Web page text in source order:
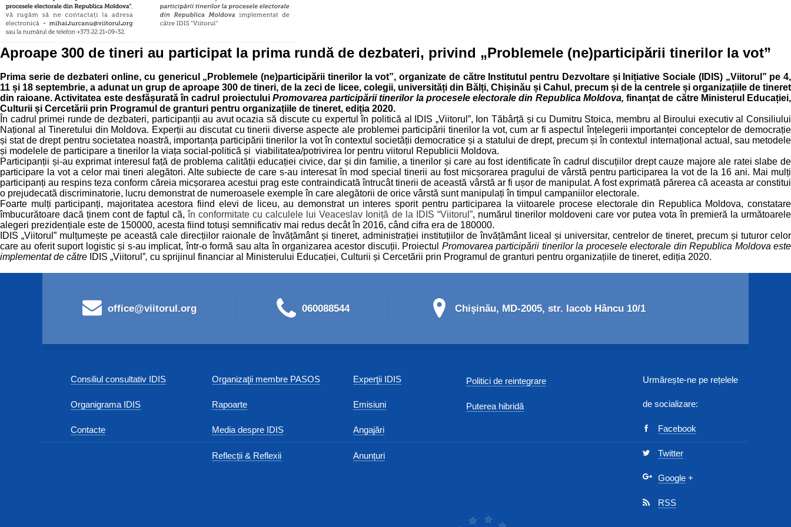
Aproape 300 de tineri au participat la prima rundă de dezbateri, privind „Problemele (ne)participării tinerilor la vot”
Prima serie de dezbateri online, cu genericul „Problemele (ne)participării tinerilor la vot”, organizate de către Institutul pentru Dezvoltare și Inițiative Sociale (IDIS) „Viitorul” pe 4,
11 și 18 septembrie, a adunat un grup de aproape 300 de tineri, de la zeci de licee, colegii, universități din Bălți, Chișinău și Cahul, precum și de la centrele și organizațiile de tineret
din raioane. Activitatea este desfășurată în cadrul proiectului Promovarea participării tinerilor la procesele electorale din Republica Moldova,finanțat de către Ministerul Educației,
Culturii și Cercetării prin Programul de granturi pentru organizațiile de tineret, ediția 2020.
În cadrul primei runde de dezbateri, participanții au avut ocazia să discute cu expertul în politică al IDIS „Viitorul”, Ion Tăbârță și cu Dumitru Stoica, membru al Biroului executiv al Consiliului
Național al Tineretului din Moldova. Experții au discutat cu tinerii diverse aspecte ale problemei participării tinerilor la vot, cum ar fi aspectul înțelegerii importanței conceptelor de democrație
și stat de drept pentru societatea noastră, importanța participării tinerilor la vot în contextul societății democratice și a statului de drept, precum și în contextul internațional actual, sau metodele
și modelele de participare a tinerilor la viața social-politică și viabilitatea/potrivirea lor pentru viitorul Republicii Moldova.
Participanții și-au exprimat interesul față de problema calității educației civice, dar și din familie, a tinerilor și care au fost identificate în cadrul discuțiilor drept cauze majore ale ratei slabe de
participare la vot a celor mai tineri alegători. Alte subiecte de care s-au interesat în mod special tinerii au fost micșorarea pragului de vârstă pentru participarea la vot de la 16 ani. Mai mulți
participanți au respins teza conform căreia micșorarea acestui prag este contraindicată întrucât tinerii de această vârstă ar fi ușor de manipulat. A fost exprimată părerea că aceasta ar constitui
o prejudecată discriminatorie, lucru demonstrat de numeroasele exemple în care alegătorii de orice vârstă sunt manipulați în timpul campaniilor electorale.
Foarte mulți participanți, majoritatea acestora fiind elevi de liceu, au demonstrat un interes sporit pentru participarea la viitoarele procese electorale din Republica Moldova, constatare
îmbucurătoare dacă ținem cont de faptul că,în conformitate cu calculele lui Veaceslav Ioniță de la IDIS “Viitorul”, numărul tinerilor moldoveni care vor putea vota în premieră la următoarele
alegeri prezidențiale este de 150000, acesta fiind totuși semnificativ mai redus decât în 2016, când cifra era de 180000.
IDIS „Viitorul” mulțumește pe această cale direcțiilor raionale de învățământ și tineret, administrației instituțiilor de învățământ liceal și universitar, centrelor de tineret, precum și tuturor celor
care au oferit suport logistic și s-au implicat, într-o formă sau alta în organizarea acestor discuții. Proiectul Promovarea participării tinerilor la procesele electorale din Republica Moldova este
implementat de către IDIS „Viitorul”, cu sprijinul financiar al Ministerului Educației, Culturii și Cercetării prin Programul de granturi pentru organizațiile de tineret, ediția 2020.
office@viitorul.org 060088544 Chişinău, MD-2005, str. Iacob Hâncu 10/1
Consiliul consultativ IDIS
Organigrama IDIS
Contacte
Organizaţii membre PASOS
Rapoarte
Media despre IDIS
Reflecții & Reflexii
Experţii IDIS
Emisiuni
Angajări
Anunțuri
Politici de reintegrare
Puterea hibridă
Urmărește-ne pe rețelele
de socializare:
Facebook
Twitter
Google +
RSS